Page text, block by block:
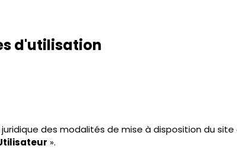
d'utilisation
des modalités de mise à disposition du
».